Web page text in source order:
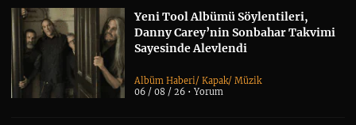
Yeni Tool Albümü Söylentileri,
Danny Carey’nin Sonbahar Takvimi
Sayesinde Alevlendi
Albüm Haberi/Kapak/Müzik
06 / 08 / 26 •Yorum